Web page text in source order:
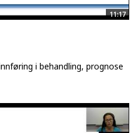
11:17
i behandling, prognose